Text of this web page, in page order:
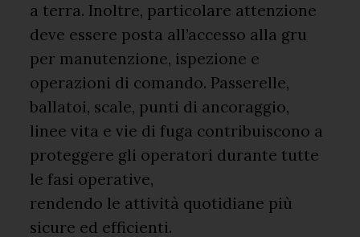
a terra. Inoltre, particolare attenzione
deve essere posta all’accesso alla gru
per manutenzione, ispezione e
operazioni di comando. Passerelle,
ballatoi, scale, punti di ancoraggio,
linee vita e vie di fuga contribuiscono a
proteggere gli operatori durante tutte
le fasi operative,
rendendo le attività quotidiane più
sicure ed efficienti.